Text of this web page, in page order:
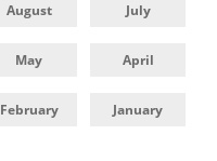
August July
May April
February January